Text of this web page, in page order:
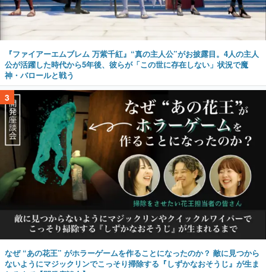
『ファイアーエムブレム 万紫千紅』“真の主人公”がお披露目。4人の主人
公が活躍した時代から5年後、彼らが「この世に存在しない」状況で魔
神・バロールと戦う
3
なぜ “あの花王” がホラーゲームを作ることになったのか？ 敵に見つから
ないようにマジックリンでこっそり掃除する『しずかなおそうじ』が生ま